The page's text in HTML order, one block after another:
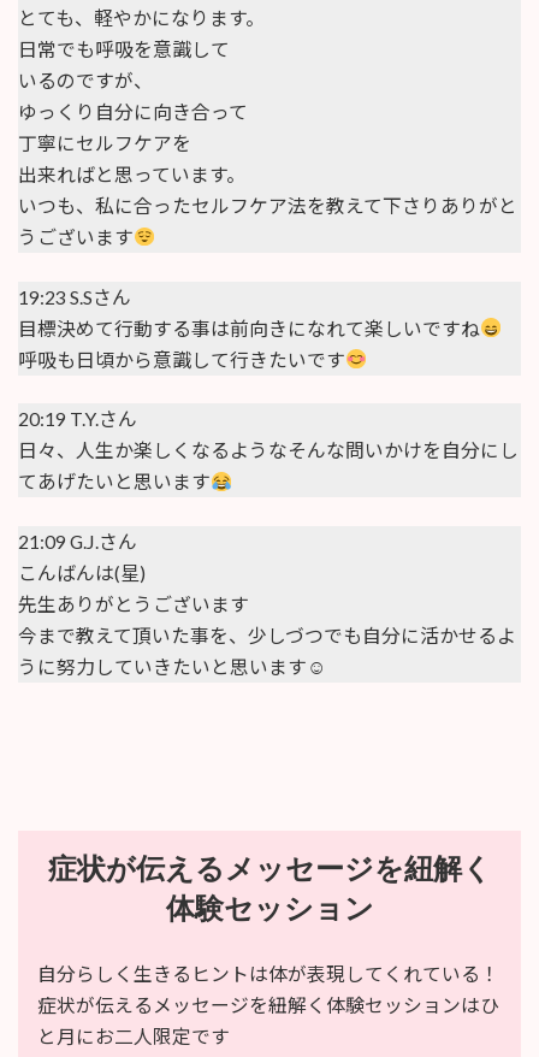
とても、軽やかになります。
日常でも呼吸を意識して
いるのですが、
ゆっくり自分に向き合って
丁寧にセルフケアを
出来ればと思っています。
いつも、私に合ったセルフケア法を教えて下さりありがと
うございます
19:23 S.Sさん
目標決めて行動する事は前向きになれて楽しいですね
呼吸も日頃から意識して行きたいです
20:19 T.Y.さん
日々、人生か楽しくなるようなそんな問いかけを自分にし
てあげたいと思います
21:09 G.J.さん
こんばんは(星)
先生ありがとうございます
今まで教えて頂いた事を、少しづつでも自分に活かせるよ
うに努力していきたいと思います☺︎
症状が伝えるメッセージを紐解く
体験セッション
自分らしく生きるヒントは体が表現してくれている！
症状が伝えるメッセージを紐解く体験セッションはひ
と月にお二人限定です